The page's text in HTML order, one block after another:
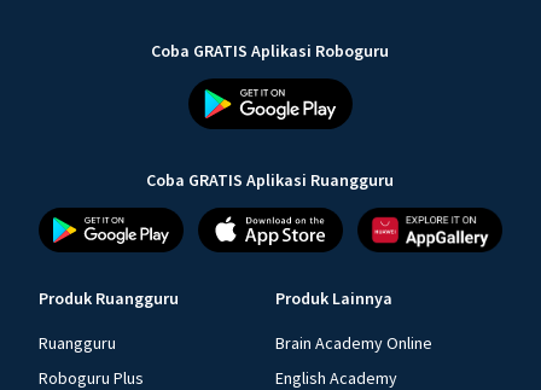
Coba GRATIS Aplikasi Roboguru
Coba GRATIS Aplikasi Ruangguru
Produk Ruangguru
Ruangguru
Roboguru Plus
Produk Lainnya
Brain Academy Online
English Academy